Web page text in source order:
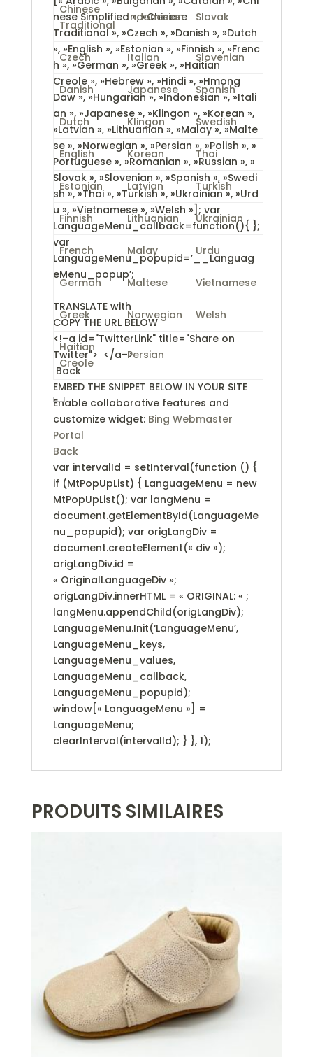
Chinese
Traditional
Indonesian Slovak
Czech Italian Slovenian
Danish Japanese Spanish
Dutch Klingon Swedish
English Korean Thai
Estonian Latvian Turkish
Finnish Lithuanian Ukrainian
French Malay Urdu
German Maltese Vietnamese
Greek Norwegian Welsh
Haitian
Creole
Persian
nese Simplified », »Chinese
Traditional », »Czech », »Danish », »Dutch
», »English », »Estonian », »Finnish », »Frenc
h », »German », »Greek », »Haitian
Creole », »Hebrew », »Hindi », »Hmong
Daw », »Hungarian », »Indonesian », »Itali
an », »Japanese », »Klingon », »Korean »,
»Latvian », »Lithuanian », »Malay », »Malte
se », »Norwegian », »Persian », »Polish », »
Portuguese », »Romanian », »Russian », »
Slovak », »Slovenian », »Spanish », »Swedi
sh », »Thai », »Turkish », »Ukrainian », »Urd
u », »Vietnamese », »Welsh »]; var
LanguageMenu_callback=function(){ };
var
LanguageMenu_popupid=’__Languag
eMenu_popup’;
TRANSLATE with
COPY THE URL BELOW
<!–a id="TwitterLink" title="Share on
Twitter"> </a–>
Back
EMBED THE SNIPPET BELOW IN YOUR SITE
Enable collaborative features and
customize widget: Bing Webmaster
Portal
Back
var intervalId = setInterval(function () {
if (MtPopUpList) { LanguageMenu = new
MtPopUpList(); var langMenu =
document.getElementById(LanguageMe
nu_popupid); var origLangDiv =
document.createElement(« div »);
origLangDiv.id =
« OriginalLanguageDiv »;
origLangDiv.innerHTML = « ORIGINAL: « ;
langMenu.appendChild(origLangDiv);
LanguageMenu.Init(‘LanguageMenu’,
LanguageMenu_keys,
LanguageMenu_values,
LanguageMenu_callback,
LanguageMenu_popupid);
window[« LanguageMenu »] =
LanguageMenu;
clearInterval(intervalId); } }, 1);
PRODUITS SIMILAIRES